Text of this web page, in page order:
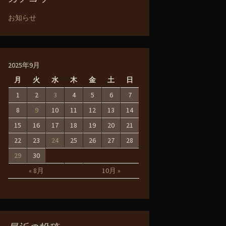
お知らせ
2025年9月
月
火 水 木 金 土 日
« 8月 10月 »
1 2 3 4 5 6
7
8
9 10 11 12 13
14
15
16 17 18 19 20
21
22
23 24 25 26 27
28
29
30